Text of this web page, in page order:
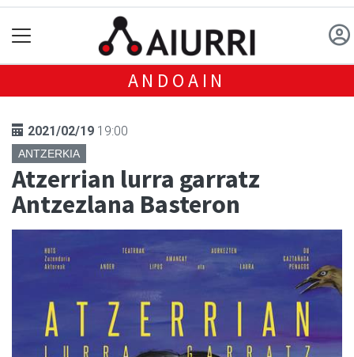
ANDOAIN
2021/02/19 19:00
ANTZERKIA
Atzerrian lurra garratz
Antzezlana Basteron